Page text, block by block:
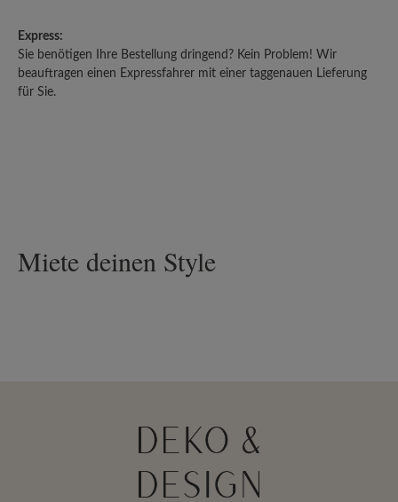
Express:
Sie benötigen Ihre Bestellung dringend? Kein Problem! Wir
beauftragen einen Expressfahrer mit einer taggenauen Lieferung
für Sie.
Miete deinen Style